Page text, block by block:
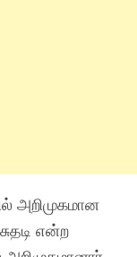
அறிமுகமான
என்ற